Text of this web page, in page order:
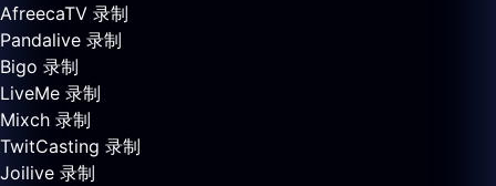
AfreecaTV 录制
Pandalive 录制
Bigo 录制
LiveMe 录制
Mixch 录制
TwitCasting 录制
Joilive 录制